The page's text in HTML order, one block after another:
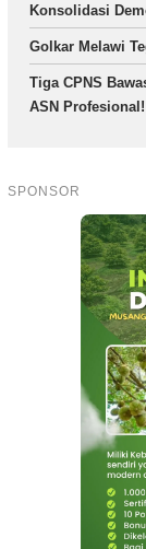
Konsolidasi
Golkar Melawi
Tiga CPNS
ASN Profesional!
SPONSOR